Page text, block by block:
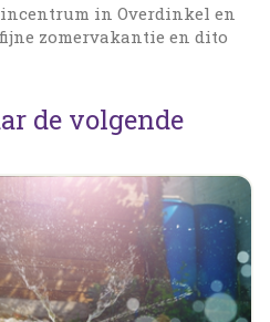
in Overdinkel en
zomervakantie en dito
de volgende